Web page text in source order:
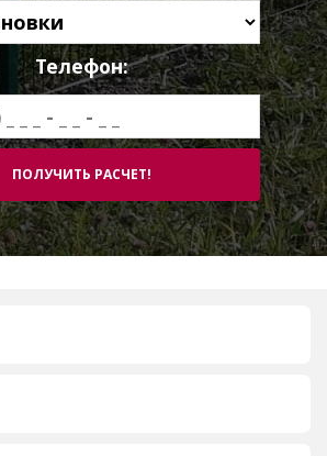
Телефон: